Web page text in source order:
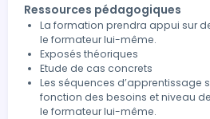
Ressources pédagogiques
La formation prendra appui sur
le formateur lui-même.
Exposés théoriques
Etude de cas concrets
Les séquences d’apprentissage
fonction des besoins et niveau
le formateur lui-même.